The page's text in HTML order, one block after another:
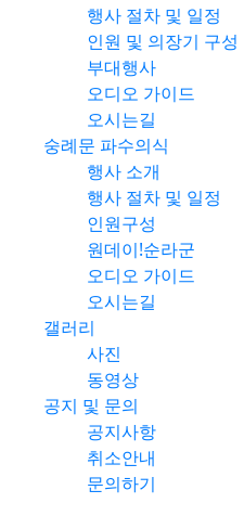
행사 절차 및 일정
인원 및 의장기 구성
부대행사
오디오 가이드
오시는길
숭례문 파수의식
행사 소개
행사 절차 및 일정
인원구성
원데이!순라군
오디오 가이드
오시는길
갤러리
사진
동영상
공지 및 문의
공지사항
취소안내
문의하기